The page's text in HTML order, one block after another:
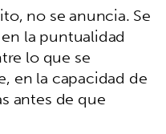
no se anuncia. Se
la puntualidad
lo que se
en la capacidad de
antes de que